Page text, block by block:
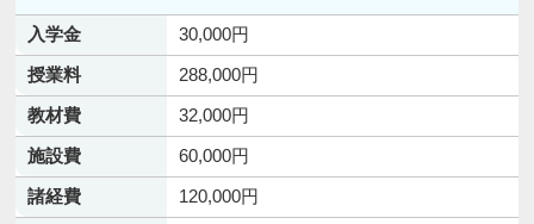
入学金
30,000円
授業料
288,000円
教材費
32,000円
施設費
60,000円
諸経費
120,000円